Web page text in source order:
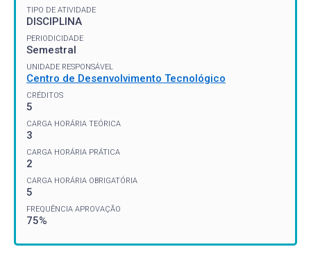
TIPO DE ATIVIDADE
DISCIPLINA
PERIODICIDADE
Semestral
UNIDADE RESPONSÁVEL
Centro de Desenvolvimento Tecnológico
CRÉDITOS
5
CARGA HORÁRIA TEÓRICA
3
CARGA HORÁRIA PRÁTICA
2
CARGA HORÁRIA OBRIGATÓRIA
5
FREQUÊNCIA APROVAÇÃO
75%